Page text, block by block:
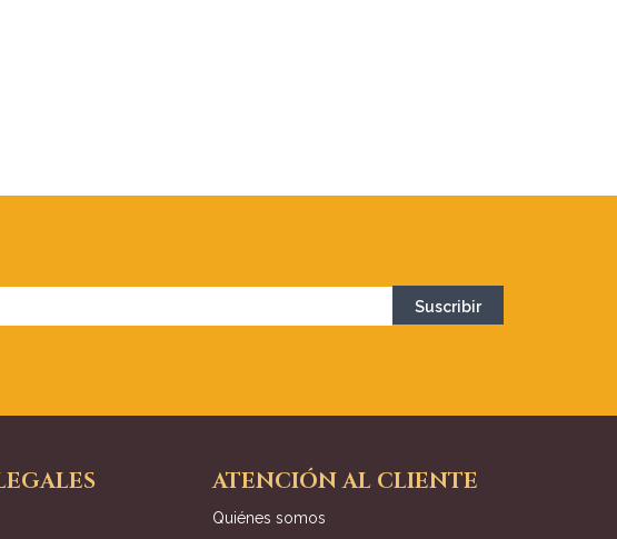
ATENCIÓN AL CLIENTE
Quiénes somos